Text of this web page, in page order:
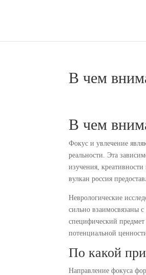
В чем
В чем
Фокус и увлечение
реальности. Эта
изучения,
вулкан россия
Неврологические
сильно взаимосвязаны
специфический
потенциальной
По какой
Направление фокуса